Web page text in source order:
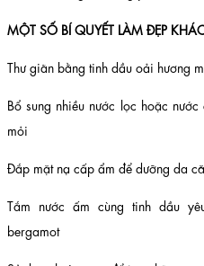
MỘT SỐ BÍ QUYẾT LÀM ĐẸP
Thư giãn bằng tinh dầu oải hương
Bổ sung nhiều nước lọc hoặc
mỏi
Đắp mặt nạ cấp ẩm để dưỡng da
Tắm nước ấm cùng tinh dầu
bergamot